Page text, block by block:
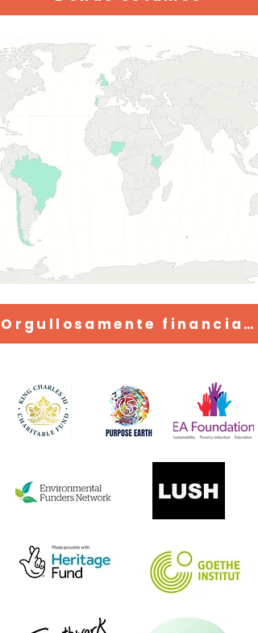
Orgullosamente